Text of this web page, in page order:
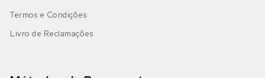
Termos e Condições
Livro de Reclamações